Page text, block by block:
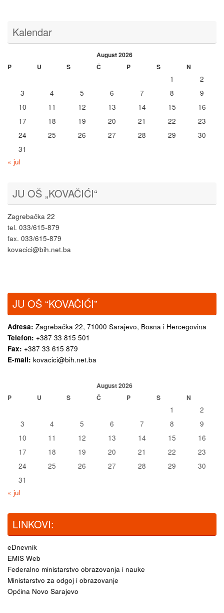
Kalendar
August 2026
P
U S Č P S N
1
2
3
4 5 6 7 8
9
10
11 12 13 14 15
16
17
18 19 20 21 22
23
24
25 26 27 28 29
30
31
« jul
JU OŠ „KOVAČIĆI“
Zagrebačka 22
tel. 033/615-879
fax. 033/615-879
kovacici@bih.net.ba
JU OŠ “KOVAČIĆI”
Adresa: Zagrebačka 22, 71000 Sarajevo, Bosna i Hercegovina
Telefon: +387 33 815 501
Fax: +387 33 615 879
E-mail: kovacici@bih.net.ba
August 2026
P
U S Č P S N
1
2
3
4 5 6 7 8
9
10
11 12 13 14 15
16
17
18 19 20 21 22
23
24
25 26 27 28 29
30
31
« jul
LINKOVI:
eDnevnik
EMIS Web
Federalno ministarstvo obrazovanja i nauke
Ministarstvo za odgoj i obrazovanje
Općina Novo Sarajevo